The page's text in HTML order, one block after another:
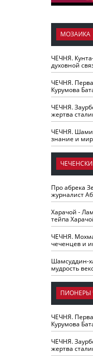
МОЗАИКА
ЧЕЧНЯ.
духовной
ЧЕЧНЯ.
Курумова
ЧЕЧНЯ.
жертва
ЧЕЧНЯ.
знание и мир
Про абрека
журналист
Харачой -
тейпа
ЧЕЧНЯ.
чеченцев и
Шамсуддин-
мудрость
ПИОНЕРЫ
ЧЕЧНЯ.
Курумова
ЧЕЧНЯ.
жертва